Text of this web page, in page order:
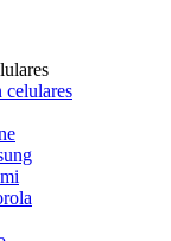
celulares